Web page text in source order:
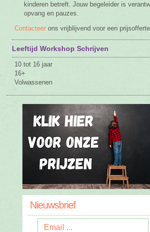
kinderen betreft. Jouw begeleider is
opvang en pauzes.
Contacteer ons vrijblijvend voor een
Leeftijd Workshop Schrijven
10 tot 16 jaar
16+
Volwassenen
Nieuwsbrief